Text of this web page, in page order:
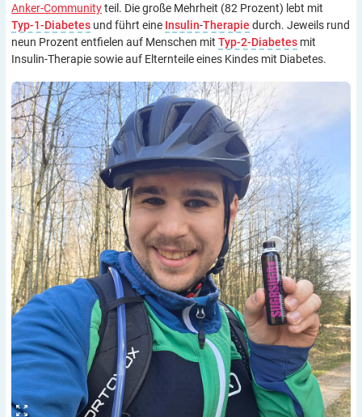
Anker-Communityteil. Die große Mehrheit (82 Prozent) lebt mit
Typ-1-Diabetes und führt eine Insulin-Therapie durch. Jeweils rund
neun Prozent entfielen auf Menschen mit Typ-2-Diabetes mit
Insulin-Therapie sowie auf Elternteile eines Kindes mit Diabetes.